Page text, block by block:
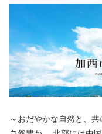
～おだやかな自然と、共に生きる町～ 加